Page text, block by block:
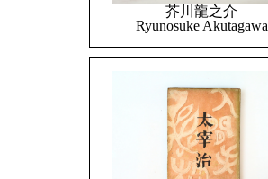
芥川龍之介
Ryunosuke Akutagawa